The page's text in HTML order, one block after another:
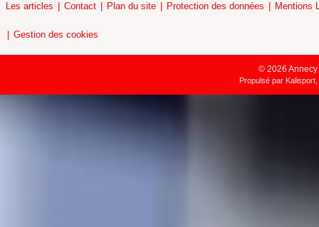
Les articles Contact Plan du site Protection des données Mentions
Gestion des cookies
© 2026
Propulsé par